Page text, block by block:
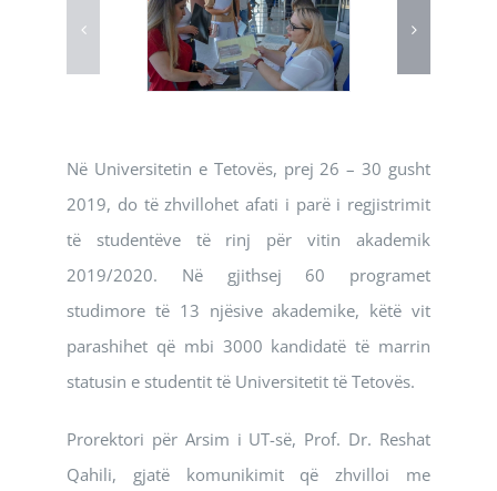
Në Universitetin e Tetovës, prej 26 – 30 gusht
2019, do të zhvillohet afati i parë i regjistrimit
të studentëve të rinj për vitin akademik
2019/2020. Në gjithsej 60 programet
studimore të 13 njësive akademike, këtë vit
parashihet që mbi 3000 kandidatë të marrin
statusin e studentit të Universitetit të Tetovës.
Prorektori për Arsim i UT-së, Prof. Dr. Reshat
Qahili, gjatë komunikimit që zhvilloi me